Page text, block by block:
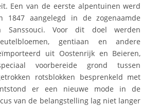
Een van de eerste alpentuinen werd
1847 aangelegd in de zogenaamde
Sanssouci. Voor dit doel werden
gentiaan en andere
uit Oostenrijk en Beieren,
voorbereide grond tussen
rotsblokken besprenkeld met
er een nieuwe mode in de
van de belangstelling lag niet langer